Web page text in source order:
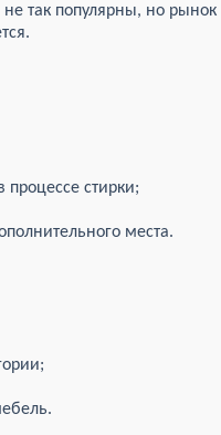
так популярны, но рынок
процессе стирки;
места.